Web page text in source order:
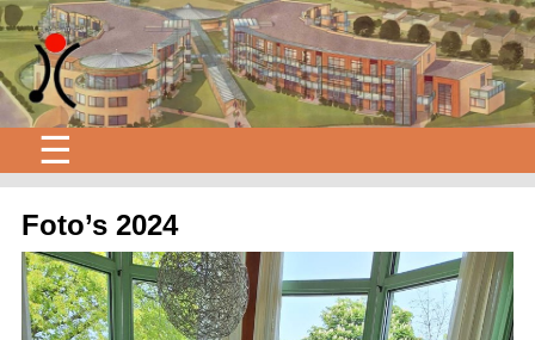
☰
Foto’s 2024